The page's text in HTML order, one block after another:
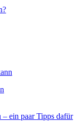
– ein paar Tipps dafür